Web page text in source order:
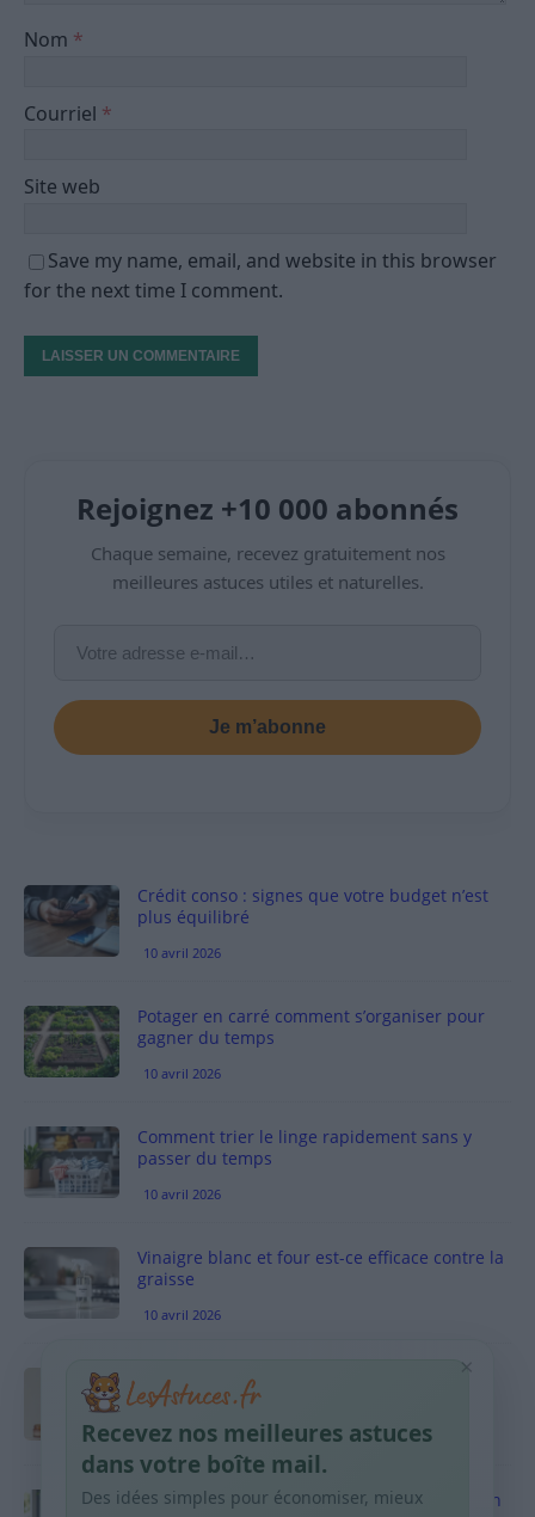
Nom *
Courriel *
Site web
Save my name, email, and website in this browser
for the next time I comment.
Rejoignez +10 000 abonnés
Chaque semaine, recevez gratuitement nos
meilleures astuces utiles et naturelles.
Je m’abonne
Crédit conso : signes que votre budget n’est
plus équilibré
10 avril 2026
Potager en carré comment s’organiser pour
gagner du temps
10 avril 2026
Comment trier le linge rapidement sans y
passer du temps
10 avril 2026
Vinaigre blanc et four est-ce efficace contre la
graisse
10 avril 2026
Taches pigmentaires : routine simple +
habitudes qui aident
9 avril 2026
Produits ménagers : comment économiser en
×
Recevez nos meilleures astuces
dans votre boîte mail.
Des idées simples pour économiser, mieux